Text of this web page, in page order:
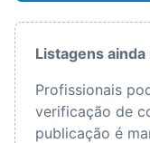
Listagens
Profissionais
verificação de
publicação é